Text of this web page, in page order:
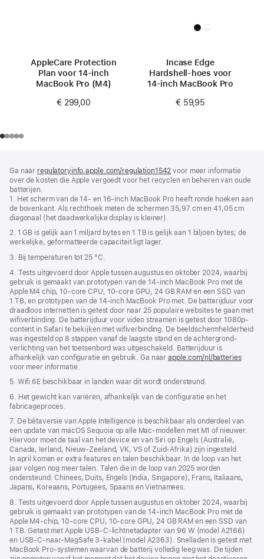
AppleCare Protection
Plan voor 14‑inch
MacBook Pro (M4)
€ 299,00
Incase Edge
Hardshell-hoes voor
14-inch MacBook Pro
€ 59,95
Ga naar regulatoryinfo.apple.com/regulation1542 (wordt
in
venster
geopend)
voor meer informatie
over de kosten die Apple vergoedt voor het recyclen en beheren van oude
batterijen.
1. Het scherm van de 14‑ en 16-inch MacBook Pro heeft ronde hoeken aan
de bovenkant. Als rechthoek meten de schermen 35,97 cm en 41,05 cm
diagonaal (het daadwerkelijke display is kleiner).
2. 1 GB is gelijk aan 1 miljard bytes en 1 TB is gelijk aan 1 biljoen bytes; de
werkelijke, geformatteerde capaciteit ligt lager.
3. Bij temperaturen tot 25 °C.
4. Tests uitgevoerd door Apple tussen augustus en oktober 2024, waarbij
gebruik is gemaakt van prototypen van de 14‑inch MacBook Pro met de
Apple M4 chip, 10‑core CPU, 10‑core GPU, 24 GB RAM en een SSD van
1 TB, en prototypen van de 14‑inch MacBook Pro met. De batterijduur voor
draadloos internetten is getest door naar 25 populaire websites te gaan met
wifiverbinding. De batterijduur voor video streamen is getest door 1080p-
content in Safari te bekijken met wifiverbinding. De beeldscherm­helderheid
was ingesteld op 8 stappen vanaf de laagste stand en de achtergrond­
verlichting van het toetsenbord was uitgeschakeld. Batterijduur is
afhankelijk van configuratie en gebruik. Ga naarapple.com/nl/batteries
voor meer informatie.
5. Wifi 6E beschikbaar in landen waar dit wordt ondersteund.
6. Het gewicht kan variëren, afhankelijk van de configuratie en het
fabricageproces.
7. De bètaversie van Apple Intelligence is beschikbaar als onderdeel van
een update van macOS Sequoia op alle Mac-modellen met M1 of nieuwer.
Hiervoor moet de taal van het device en van Siri op Engels (Australië,
Canada, Ierland, Nieuw-Zeeland, VK, VS of Zuid-Afrika) zijn ingesteld.
In april komen er extra features en talen beschikbaar. In de loop van het
jaar volgen nog meer talen. Talen die in de loop van 2025 worden
ondersteund: Chinees, Duits, Engels (India, Singapore), Frans, Italiaans,
Japans, Koreaans, Portugees, Spaans en Vietnamees.
8. Tests uitgevoerd door Apple tussen augustus en oktober 2024, waarbij
gebruik is gemaakt van prototypen van de 14‑inch MacBook Pro met de
Apple M4-chip, 10‑core CPU, 10‑core GPU, 24 GB RAM en een SSD van
1 TB. Getest met Apple USB‑C-lichtnetadapter van 96 W (model A2166)
en USB‑C-naar-MagSafe 3-kabel (model A2363). Snelladen is getest met
MacBook Pro-systemen waarvan de batterij volledig leeg was. De tijden